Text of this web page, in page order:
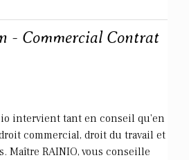
- Commercial Contrat
intervient tant en conseil qu'en
commercial, droit du travail et
Maître RAINIO, vous conseille